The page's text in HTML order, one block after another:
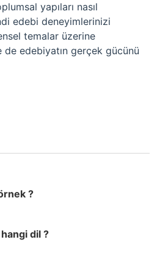
yapıları nasıl
edebi deneyimlerinizi
temalar üzerine
edebiyatın gerçek gücünü
?
hangi dil ?